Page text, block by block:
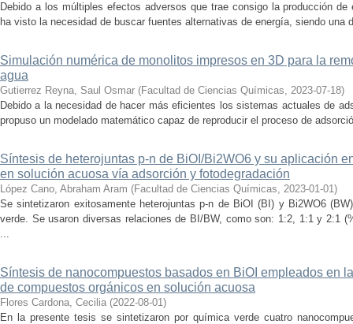
Debido a los múltiples efectos adversos que trae consigo la producción
ha visto la necesidad de buscar fuentes alternativas de energía, siendo una
Simulación numérica de monolitos impresos en 3D para la
agua
Gutierrez Reyna, Saul Osmar (Facultad de Ciencias Químicas, 2023-07-18)
Debido a la necesidad de hacer más eficientes los sistemas actuales de
propuso un modelado matemático capaz de reproducir el proceso de
Síntesis de heterojuntas p-n de BiOI/Bi2WO6 y su aplicación
en solución acuosa vía adsorción y fotodegradación
López Cano, Abraham Aram (Facultad de Ciencias Químicas, 2023-01-01)
Se sintetizaron exitosamente heterojuntas p-n de BiOI (BI) y Bi2WO6
verde. Se usaron diversas relaciones de BI/BW, como son: 1:2, 1:1 y 2:1
...
Síntesis de nanocompuestos basados en BiOI empleados en
de compuestos orgánicos en solución acuosa
Flores Cardona, Cecilia (2022-08-01)
En la presente tesis se sintetizaron por química verde cuatro